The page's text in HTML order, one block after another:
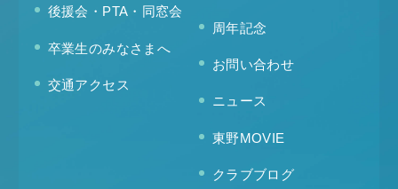
後援会・PTA・同窓会
卒業生のみなさまへ
交通アクセス
周年記念
お問い合わせ
ニュース
東野MOVIE
クラブブログ